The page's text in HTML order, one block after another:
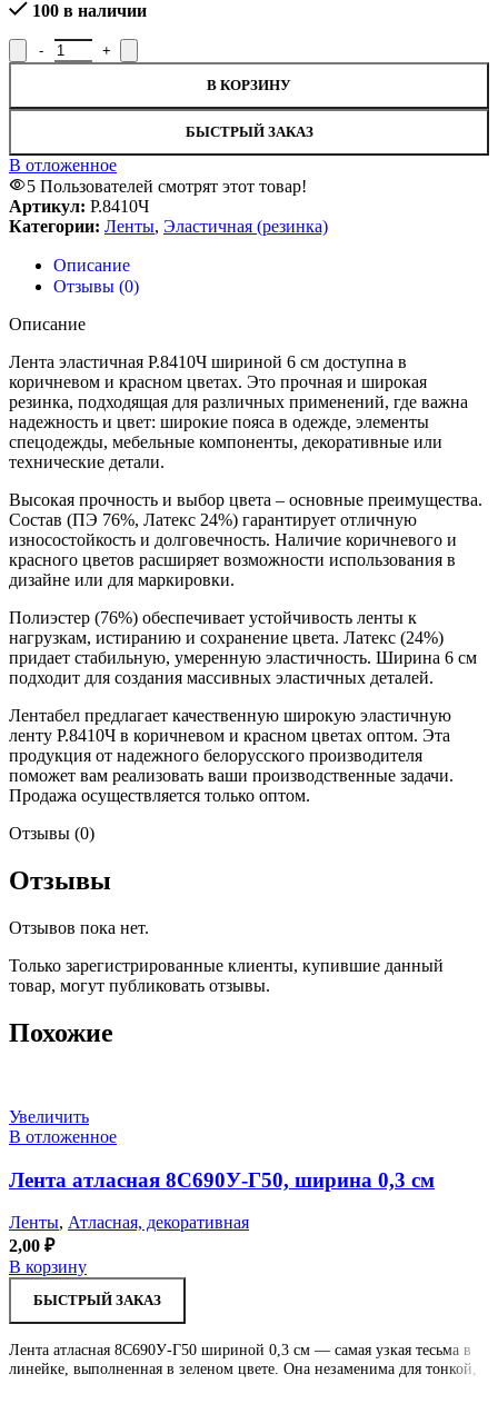
100 в наличии
Количество товара Лента эластичная Р.8410Ч, ширина 6 см
В КОРЗИНУ
БЫСТРЫЙ ЗАКАЗ
В отложенное
5 Пользователей смотрят этот товар!
Артикул: Р.8410Ч
Категории: Ленты, Эластичная (резинка)
Описание
Отзывы (0)
Описание
Лента эластичная Р.8410Ч шириной 6 см доступна в
коричневом и красном цветах. Это прочная и широкая
резинка, подходящая для различных применений, где важна
надежность и цвет: широкие пояса в одежде, элементы
спецодежды, мебельные компоненты, декоративные или
технические детали.
Высокая прочность и выбор цвета – основные преимущества.
Состав (ПЭ 76%, Латекс 24%) гарантирует отличную
износостойкость и долговечность. Наличие коричневого и
красного цветов расширяет возможности использования в
дизайне или для маркировки.
Полиэстер (76%) обеспечивает устойчивость ленты к
нагрузкам, истиранию и сохранение цвета. Латекс (24%)
придает стабильную, умеренную эластичность. Ширина 6 см
подходит для создания массивных эластичных деталей.
Лентабел предлагает качественную широкую эластичную
ленту Р.8410Ч в коричневом и красном цветах оптом. Эта
продукция от надежного белорусского производителя
поможет вам реализовать ваши производственные задачи.
Продажа осуществляется только оптом.
Отзывы (0)
Отзывы
Отзывов пока нет.
Только зарегистрированные клиенты, купившие данный
товар, могут публиковать отзывы.
Похожие
Увеличить
В отложенное
Лента атласная 8С690У-Г50, ширина 0,3 см
Ленты, Атласная, декоративная
2,00 ₽
В корзину
БЫСТРЫЙ ЗАКАЗ
Лента атласная 8С690У-Г50 шириной 0,3 см — самая узкая тесьма в
линейке, выполненная в зеленом цвете. Она незаменима для тонкой,